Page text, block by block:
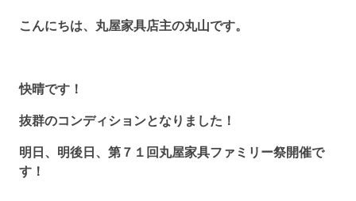
こんにちは、丸屋家具店主の丸山です。
快晴です！
抜群のコンディションとなりました！
明日、明後日、第７１回丸屋家具ファミリー祭開催で
す！